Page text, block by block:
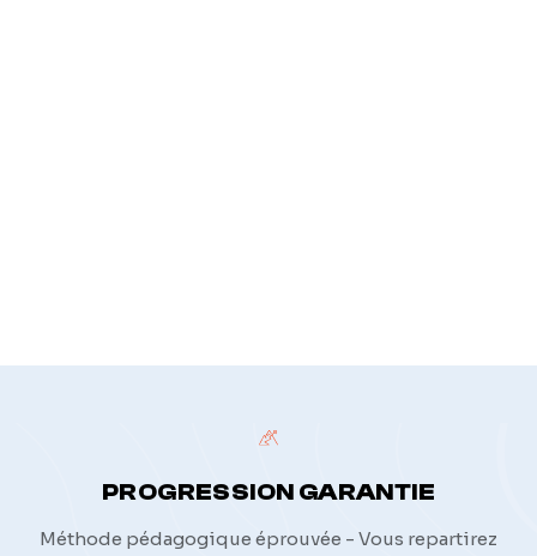
PROGRESSION GARANTIE
Méthode pédagogique éprouvée - Vous repartirez